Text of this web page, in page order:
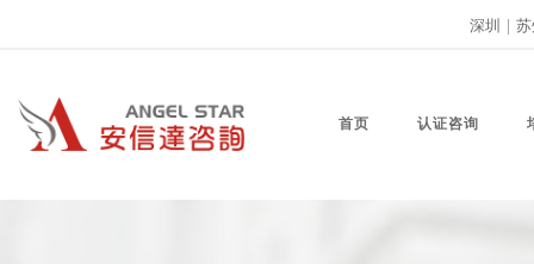
深圳 |
首页 认证咨询